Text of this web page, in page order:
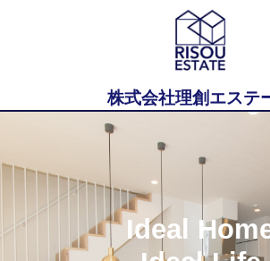
株式会社理創エステ
Ideal